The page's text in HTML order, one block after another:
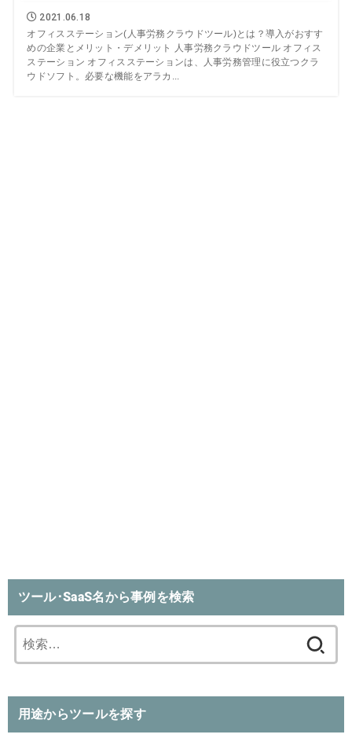
2021.06.18
オフィスステーション(人事労務クラウドツール)とは？導入がおすす
めの企業とメリット・デメリット 人事労務クラウドツール オフィス
ステーション オフィスステーションは、人事労務管理に役立つクラ
ウドソフト。必要な機能をアラカ...
ツール･SaaS名から事例を検索
索:
用途からツールを探す